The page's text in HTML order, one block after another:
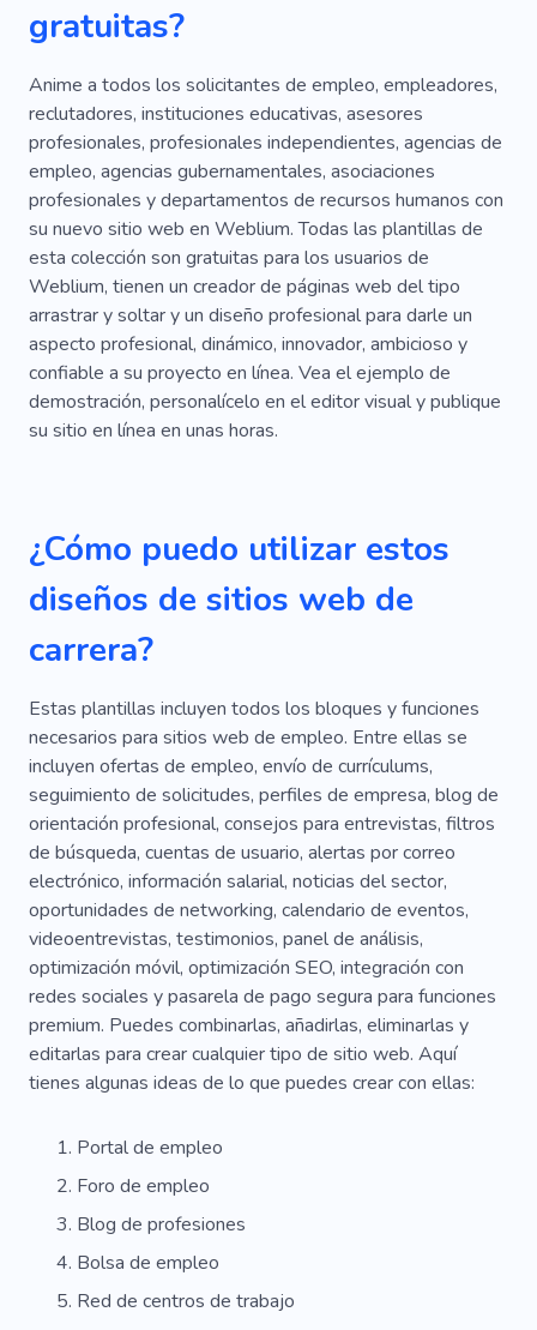
Puesta En Marcha
Promoción
Agencia
Programación
Especialista
Experiencia
Apoyo
Compañía
Popular Personal
Trabajar
Móvil
Liderazgo Corporativo
Redes
Planificación
Comunicación
Resultado
Entrenamiento
En Línea
Crecimiento
Publicidad
Organización
Reanudar
Clase
Estudiar Servicios
Solución
Aprender Front-end
Back-end
Aprender PHP
Creativo
Sistemas De Energía
Entrenador
Motivación
Taller
Inspiración
Habilidad
Servicios Profesionales
Logro
Conferencia
Academia
Contenido
Educación En Línea
Aprendizaje En Línea
Instructor
Maestro
Conocimiento
Lección
Tiroteo Comercial
Campaña
Modelo
Ocupación
Mejora
Consultoría
Comenzar
Ventas
Consulta
Resolución De Problemas
Doguillo
Rediseñar
Caja De Herramientas
Bien Equilibrado
gratuitas?
Anime a todos los solicitantes de empleo, empleadores,
reclutadores, instituciones educativas, asesores
profesionales, profesionales independientes, agencias de
empleo, agencias gubernamentales, asociaciones
profesionales y departamentos de recursos humanos con
su nuevo sitio web en Weblium. Todas las plantillas de
esta colección son gratuitas para los usuarios de
Weblium, tienen un creador de páginas web del tipo
arrastrar y soltar y un diseño profesional para darle un
aspecto profesional, dinámico, innovador, ambicioso y
confiable a su proyecto en línea. Vea el ejemplo de
demostración, personalícelo en el editor visual y publique
su sitio en línea en unas horas.
¿Cómo puedo utilizar estos
diseños de sitios web de
carrera?
Estas plantillas incluyen todos los bloques y funciones
necesarios para sitios web de empleo. Entre ellas se
incluyen ofertas de empleo, envío de currículums,
seguimiento de solicitudes, perfiles de empresa, blog de
orientación profesional, consejos para entrevistas, filtros
de búsqueda, cuentas de usuario, alertas por correo
electrónico, información salarial, noticias del sector,
oportunidades de networking, calendario de eventos,
videoentrevistas, testimonios, panel de análisis,
optimización móvil, optimización SEO, integración con
redes sociales y pasarela de pago segura para funciones
premium. Puedes combinarlas, añadirlas, eliminarlas y
editarlas para crear cualquier tipo de sitio web. Aquí
tienes algunas ideas de lo que puedes crear con ellas:
Portal de empleo
Foro de empleo
Blog de profesiones
Bolsa de empleo
Red de centros de trabajo